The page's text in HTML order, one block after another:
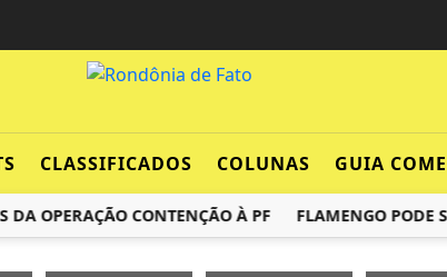
CLASSIFICADOS COLUNAS GUIA
OPERAÇÃO CONTENÇÃO À PF FLAMENGO PODE